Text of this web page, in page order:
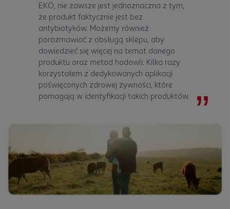
EKO, nie zawsze jest jednoznaczna z tym,
że produkt faktycznie jest bez
antybiotyków. Możemy również
porozmawiać z obsługą sklepu, aby
dowiedzieć się więcej na temat danego
produktu oraz metod hodowli. Kilka razy
korzystałem z dedykowanych aplikacji
poświęconych zdrowej żywności, które
pomagają w identyfikacji takich produktów.